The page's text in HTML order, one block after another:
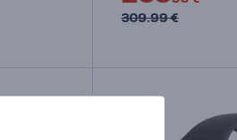
309.99 €